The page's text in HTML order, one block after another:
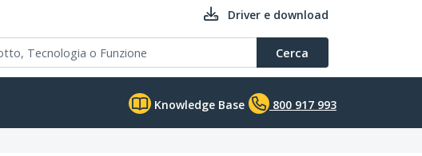
Driver e download
Cerca
Knowledge Base 800 917 993